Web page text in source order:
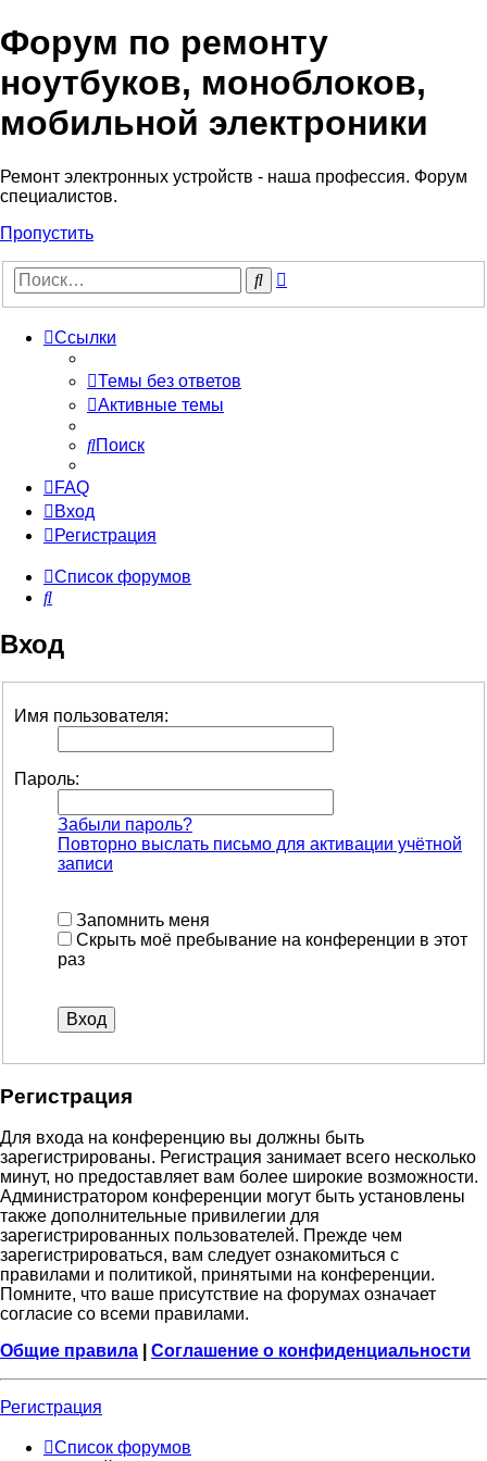
Регистрация
Форум по ремонту
ноутбуков, моноблоков,
мобильной электроники
Ремонт электронных устройств - наша профессия. Форум
специалистов.
Пропустить
Поиск
Ссылки
Темы без ответов
Активные темы
Поиск
FAQ
Вход
Регистрация
Список форумов
Поиск
Вход
Имя пользователя:
Пароль:
Забыли пароль?
Повторно выслать письмо для активации учётной
записи
Запомнить меня
Скрыть моё пребывание на конференции в этот
раз
Регистрация
Для входа на конференцию вы должны быть
зарегистрированы. Регистрация занимает всего несколько
минут, но предоставляет вам более широкие возможности.
Администратором конференции могут быть установлены
также дополнительные привилегии для
зарегистрированных пользователей. Прежде чем
зарегистрироваться, вам следует ознакомиться с
правилами и политикой, принятыми на конференции.
Помните, что ваше присутствие на форумах означает
согласие со всеми правилами.
Общие правила
Соглашение о конфиденциальности
Регистрация
Список форумов